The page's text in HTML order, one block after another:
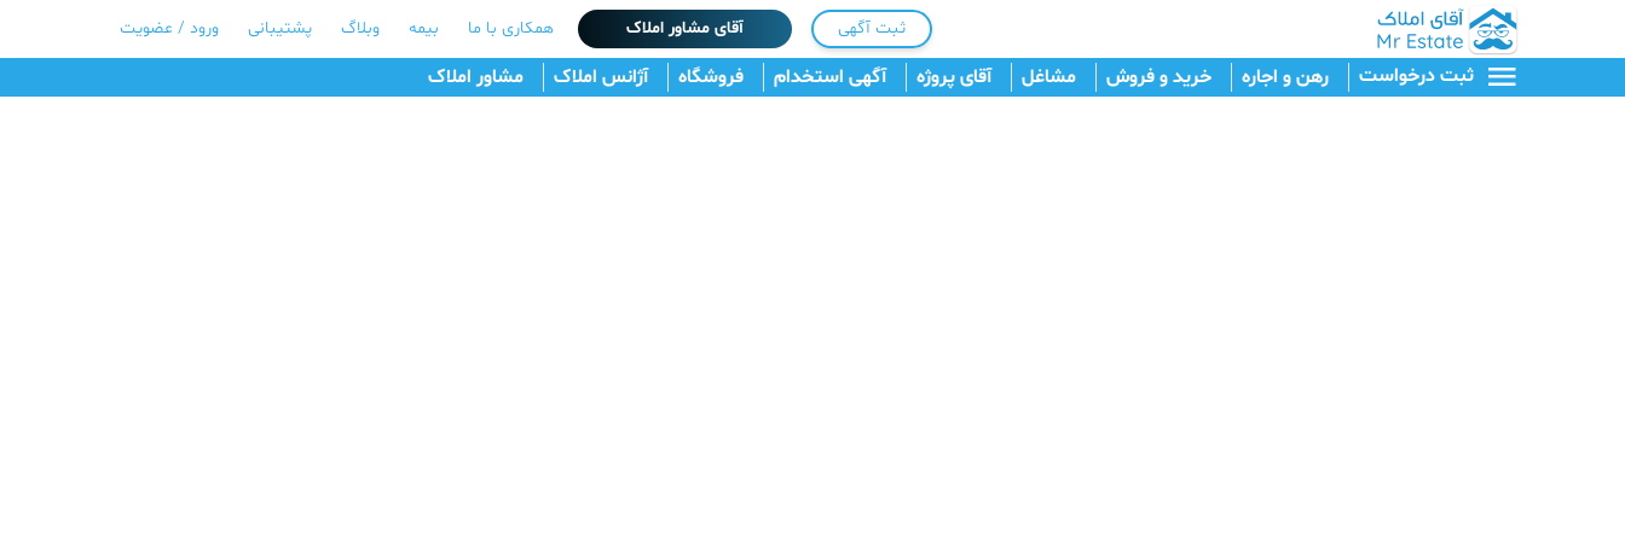
ثبت آگهی آقای مشاور املاک همکاری با ما بیمه وبلاگ پشتیبانی ورود / عضویت
ثبت درخواست رهن و اجاره خرید و فروش مشاغل آقای پروژه آگهی استخدام فروشگاه آژانس املاک مشاور املاک